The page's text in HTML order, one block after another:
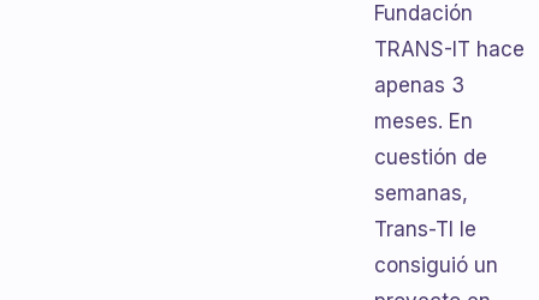
Fundación
TRANS-IT hace
apenas 3
meses. En
cuestión de
semanas,
Trans-TI le
consiguió un